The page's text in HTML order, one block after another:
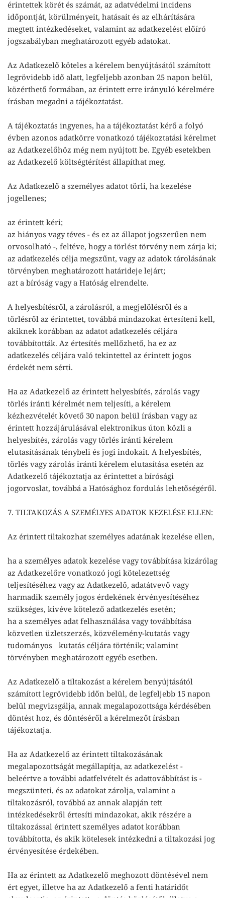
érintettek körét és számát, az adatvédelmi incidens
időpontját, körülményeit, hatásait és az elhárítására
megtett intézkedéseket, valamint az adatkezelést előíró
jogszabályban meghatározott egyéb adatokat.
Az Adatkezelő köteles a kérelem benyújtásától számított
legrövidebb idő alatt, legfeljebb azonban 25 napon belül,
közérthető formában, az érintett erre irányuló kérelmére
írásban megadni a tájékoztatást.
A tájékoztatás ingyenes, ha a tájékoztatást kérő a folyó
évben azonos adatkörre vonatkozó tájékoztatási kérelmet
az Adatkezelőhöz még nem nyújtott be. Egyéb esetekben
az Adatkezelő költségtérítést állapíthat meg.
Az Adatkezelő a személyes adatot törli, ha kezelése
jogellenes;
az érintett kéri;
az hiányos vagy téves - és ez az állapot jogszerűen nem
orvosolható -, feltéve, hogy a törlést törvény nem zárja ki;
az adatkezelés célja megszűnt, vagy az adatok tárolásának
törvényben meghatározott határideje lejárt;
azt a bíróság vagy a Hatóság elrendelte.
A helyesbítésről, a zárolásról, a megjelölésről és a
törlésről az érintettet, továbbá mindazokat értesíteni kell,
akiknek korábban az adatot adatkezelés céljára
továbbították. Az értesítés mellőzhető, ha ez az
adatkezelés céljára való tekintettel az érintett jogos
érdekét nem sérti.
Ha az Adatkezelő az érintett helyesbítés, zárolás vagy
törlés iránti kérelmét nem teljesíti, a kérelem
kézhezvételét követő 30 napon belül írásban vagy az
érintett hozzájárulásával elektronikus úton közli a
helyesbítés, zárolás vagy törlés iránti kérelem
elutasításának ténybeli és jogi indokait. A helyesbítés,
törlés vagy zárolás iránti kérelem elutasítása esetén az
Adatkezelő tájékoztatja az érintettet a bírósági
jogorvoslat, továbbá a Hatósághoz fordulás lehetőségéről.
7. TILTAKOZÁS A SZEMÉLYES ADATOK KEZELÉSE ELLEN:
Az érintett tiltakozhat személyes adatának kezelése ellen,
ha a személyes adatok kezelése vagy továbbítása kizárólag
az Adatkezelőre vonatkozó jogi kötelezettség
teljesítéséhez vagy az Adatkezelő, adatátvevő vagy
harmadik személy jogos érdekének érvényesítéséhez
szükséges, kivéve kötelező adatkezelés esetén;
ha a személyes adat felhasználása vagy továbbítása
közvetlen üzletszerzés, közvélemény-kutatás vagy
tudományos kutatás céljára történik; valamint
törvényben meghatározott egyéb esetben.
Az Adatkezelő a tiltakozást a kérelem benyújtásától
számított legrövidebb időn belül, de legfeljebb 15 napon
belül megvizsgálja, annak megalapozottsága kérdésében
döntést hoz, és döntéséről a kérelmezőt írásban
tájékoztatja.
Ha az Adatkezelő az érintett tiltakozásának
megalapozottságát megállapítja, az adatkezelést -
beleértve a további adatfelvételt és adattovábbítást is -
megszünteti, és az adatokat zárolja, valamint a
tiltakozásról, továbbá az annak alapján tett
intézkedésekről értesíti mindazokat, akik részére a
tiltakozással érintett személyes adatot korábban
továbbította, és akik kötelesek intézkedni a tiltakozási jog
érvényesítése érdekében.
Ha az érintett az Adatkezelő meghozott döntésével nem
ért egyet, illetve ha az Adatkezelő a fenti határidőt